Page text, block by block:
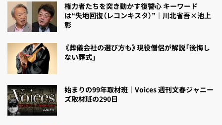
権力者たちを突き動かす復讐心 キーワード
は“失地回復（レコンキスタ）”｜川北省吾×池上
彰
《葬儀会社の選び方も》現役僧侶が解説「後悔し
ない葬式」
始まりの99年取材班｜Voices 週刊文春ジャニー
ズ取材班の290日